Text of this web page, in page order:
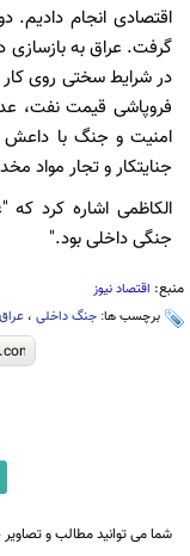
اقتصادی انجام دادیم.
گرفت. عراق به بازسازی
در شرایط سختی روی کار
جنایتکار و تجار مواد
الکاظمی اشاره کرد که
جنگی داخلی بود."
منبع: اقتصاد نیوز
برچسب ها: جنگ داخلی ، عراق
شما می توانید مطالب و تصاویر